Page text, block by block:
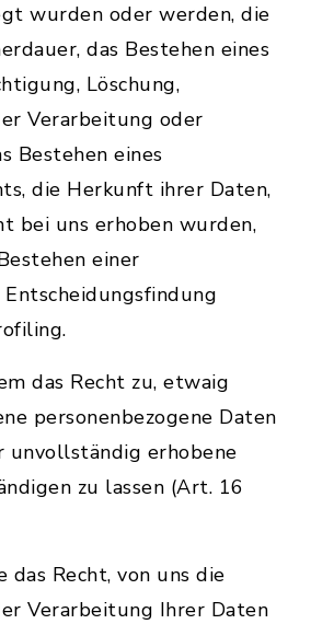
wurden oder werden, die
das Bestehen eines
Löschung,
Verarbeitung oder
Bestehen eines
die Herkunft ihrer Daten,
bei uns erhoben wurden,
einer
das Recht zu, etwaig
personenbezogene Daten
unvollständig erhobene
zu lassen (Art. 16
das Recht, von uns die
Verarbeitung Ihrer Daten